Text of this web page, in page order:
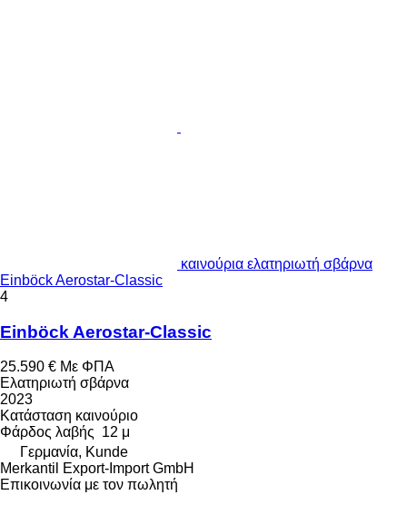
καινούρια ελατηριωτή σβάρνα
Einböck Aerostar-Classic
4
Einböck Aerostar-Classic
25.590 € Με ΦΠΑ
Ελατηριωτή σβάρνα
2023
Κατάσταση καινούριο
Φάρδος λαβής 12 μ
Γερμανία, Kunde
Merkantil Export-Import GmbH
Επικοινωνία με τον πωλητή